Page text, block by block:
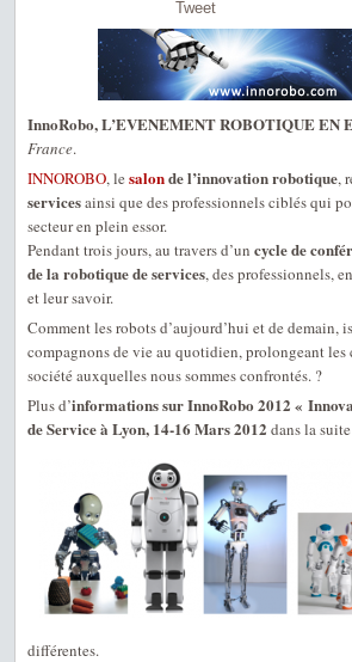
Tweet
InnoRobo, L’EVENEMENT ROBOTIQUE EN
France.
INNOROBO, le salonde l’innovation robotique,
servicesainsi que des professionnels ciblés qui
secteur en plein essor.
Pendant trois jours, au travers d’un cycle de
de la robotique de services, des professionnels,
et leur savoir.
Comment les robots d’aujourd’hui et de demain,
compagnons de vie au quotidien, prolongeant les
société auxquelles nous sommes confrontés. ?
Plus d’informations sur InnoRobo 2012 «
de Service à Lyon, 14-16 Mars 2012 dans la
différentes.